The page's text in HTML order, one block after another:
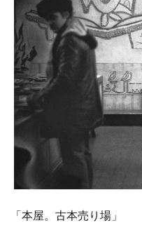
「本屋。古本売り場」